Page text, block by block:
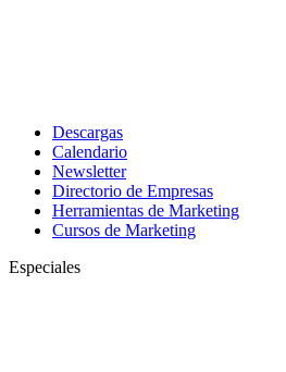
Descargas
Calendario
Newsletter
Directorio de Empresas
Herramientas de Marketing
Cursos de Marketing
Especiales